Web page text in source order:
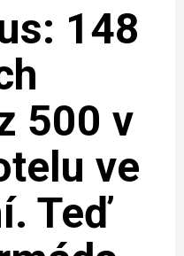
148
500 v
ve
Teď